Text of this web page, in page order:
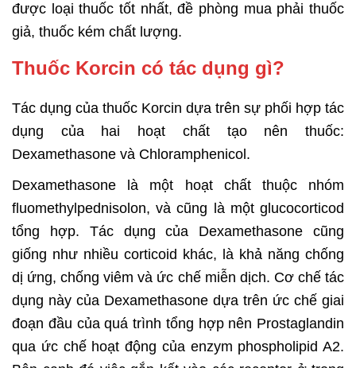
được loại thuốc tốt nhất, đề phòng mua phải thuốc
giả, thuốc kém chất lượng.
Thuốc Korcin có tác dụng gì?
Tác dụng của thuốc Korcin dựa trên sự phối hợp tác
dụng của hai hoạt chất tạo nên thuốc:
Dexamethasone và Chloramphenicol.
Dexamethasone là một hoạt chất thuộc nhóm
fluomethylpednisolon, và cũng là một glucocorticod
tổng hợp. Tác dụng của Dexamethasone cũng
giống như nhiều corticoid khác, là khả năng chống
dị ứng, chống viêm và ức chế miễn dịch. Cơ chế tác
dụng này của Dexamethasone dựa trên ức chế giai
đoạn đầu của quá trình tổng hợp nên Prostaglandin
qua ức chế hoạt động của enzym phospholipid A2.